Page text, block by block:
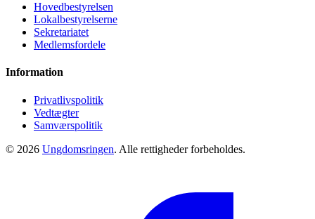
Hovedbestyrelsen
Lokalbestyrelserne
Sekretariatet
Medlemsfordele
Information
Privatlivspolitik
Vedtægter
Samværspolitik
© 2026 Ungdomsringen. Alle rettigheder forbeholdes.